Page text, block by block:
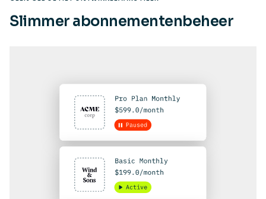
Slimmer abonnementenbeheer